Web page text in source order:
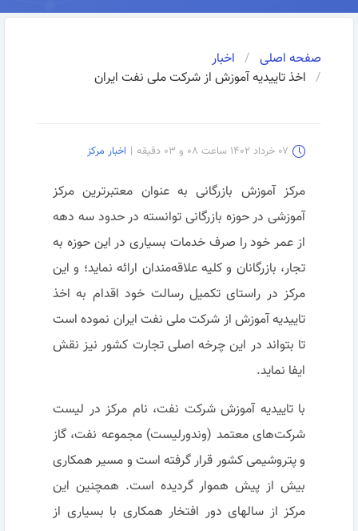
صفحه اصلی
اخبار
اخذ تاییدیه آموزش از شرکت ملی نفت ایران
۰۷ خرداد ۱۴۰۲ ساعت ۰۸ و ۰۳ دقیقه | اخبار مرکز
مرکز آموزش بازرگانی به عنوان معتبرترین مرکز
آموزشی در حوزه بازرگانی توانسته در حدود سه دهه
از عمر خود را صرف خدمات بسیاری در این حوزه به
تجار، بازرگانان و کلیه علاقه‌مندان ارائه نماید؛ و این
مرکز در راستای تکمیل رسالت خود اقدام به اخذ
تاییدیه آموزش از شرکت ملی نفت ایران نموده است
تا بتواند در این چرخه اصلی تجارت کشور نیز نقش
ایفا نماید.
با تاییدیه آموزش شرکت نفت، نام مرکز در لیست
شرکت‌های معتمد (وندورلیست) مجموعه نفت، گاز
و پتروشیمی کشور قرار گرفته است و مسیر همکاری
بیش از پیش هموار گردیده است. همچنین این
مرکز از سالهای دور افتخار همکاری با بسیاری از